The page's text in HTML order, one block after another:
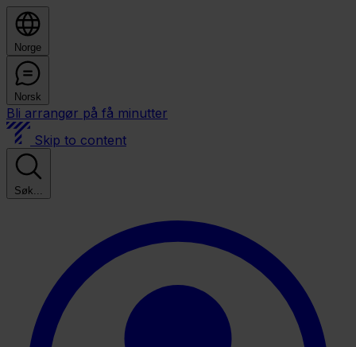
Norge
Norsk
Bli arrangør på få minutter
Skip to content
Søk...